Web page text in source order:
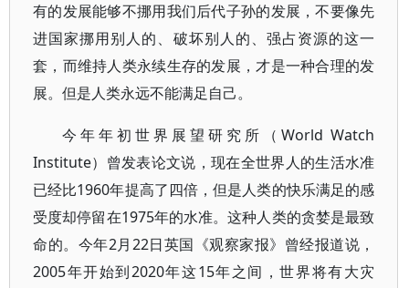
有的发展能够不挪用我们后代子孙的发展，不要像先
进国家挪用别人的、破坏别人的、强占资源的这一
套，而维持人类永续生存的发展，才是一种合理的发
展。但是人类永远不能满足自己。
今年年初世界展望研究所（World Watch
Institute）曾发表论文说，现在全世界人的生活水准
已经比1960年提高了四倍，但是人类的快乐满足的感
受度却停留在1975年的水准。这种人类的贪婪是最致
命的。今年2月22日英国《观察家报》曾经报道说，
2005年开始到2020年这15年之间，世界将有大灾